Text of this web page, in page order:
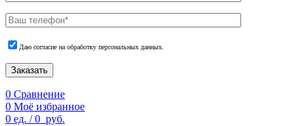
Даю согласие на обработку персональных данных.
Заказать
0 Сравнение
0 Моё избранное
0 ед. / 0 руб.